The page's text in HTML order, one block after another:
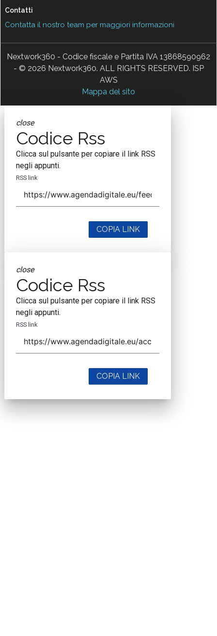
Contatti
Contatta il nostro team per maggiori informazioni
Nextwork360 - Codice fiscale e Partita IVA 13868590962
- © 2026 Nextwork360. ALL RIGHTS RESERVED. ISP
AWS
Mappa del sito
close
Codice Rss
Clicca sul pulsante per copiare il link RSS
negli appunti.
RSS link
COPIA LINK
close
Codice Rss
Clicca sul pulsante per copiare il link RSS
negli appunti.
RSS link
COPIA LINK